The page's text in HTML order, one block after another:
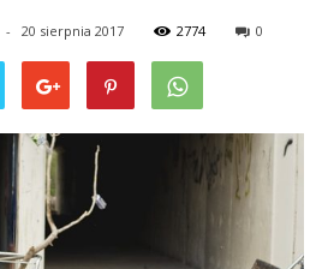
- 20 sierpnia 2017 2774 0